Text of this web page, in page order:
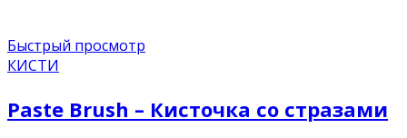
Быстрый просмотр
КИСТИ
Paste Brush – Кисточка со стразами